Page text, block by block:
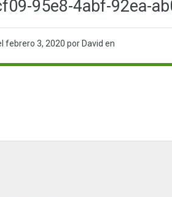
95e8-4abf-92ea-
febrero 3, 2020 por David en